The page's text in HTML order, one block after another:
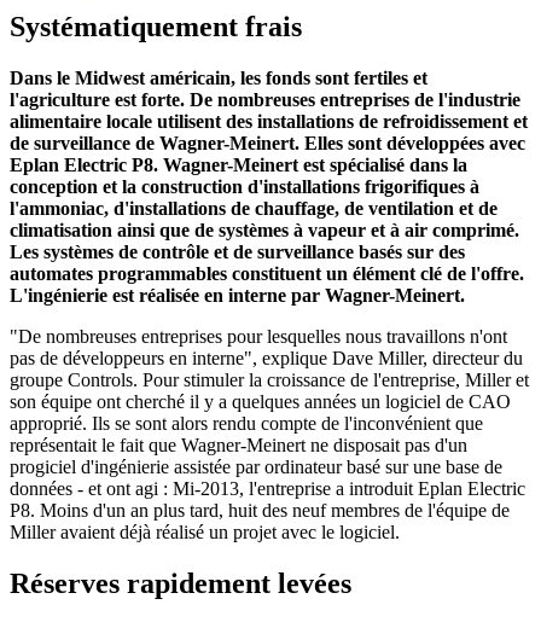
Systématiquement frais
Dans le Midwest américain, les fonds sont fertiles et
l'agriculture est forte. De nombreuses entreprises de l'industrie
alimentaire locale utilisent des installations de refroidissement et
de surveillance de Wagner-Meinert. Elles sont développées avec
Eplan Electric P8. Wagner-Meinert est spécialisé dans la
conception et la construction d'installations frigorifiques à
l'ammoniac, d'installations de chauffage, de ventilation et de
climatisation ainsi que de systèmes à vapeur et à air comprimé.
Les systèmes de contrôle et de surveillance basés sur des
automates programmables constituent un élément clé de l'offre.
L'ingénierie est réalisée en interne par Wagner-Meinert.
"De nombreuses entreprises pour lesquelles nous travaillons n'ont
pas de développeurs en interne", explique Dave Miller, directeur du
groupe Controls. Pour stimuler la croissance de l'entreprise, Miller et
son équipe ont cherché il y a quelques années un logiciel de CAO
approprié. Ils se sont alors rendu compte de l'inconvénient que
représentait le fait que Wagner-Meinert ne disposait pas d'un
progiciel d'ingénierie assistée par ordinateur basé sur une base de
données - et ont agi : Mi-2013, l'entreprise a introduit Eplan Electric
P8. Moins d'un an plus tard, huit des neuf membres de l'équipe de
Miller avaient déjà réalisé un projet avec le logiciel.
Réserves rapidement levées